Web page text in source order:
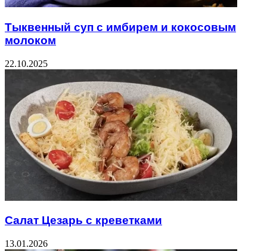
Тыквенный суп с имбирем и кокосовым
молоком
22.10.2025
Салат Цезарь с креветками
13.01.2026